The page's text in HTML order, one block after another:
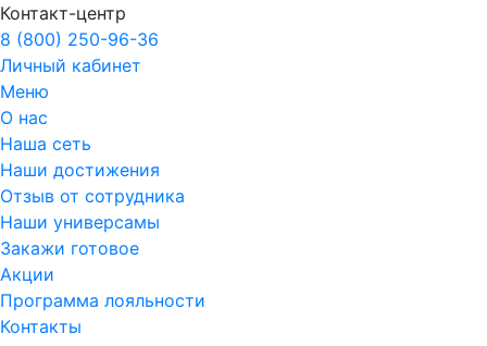
Контакт-центр
8 (800) 250-96-36
Личный кабинет
Меню
О нас
Наша сеть
Наши достижения
Отзыв от сотрудника
Наши универсамы
Закажи готовое
Акции
Программа лояльности
Контакты